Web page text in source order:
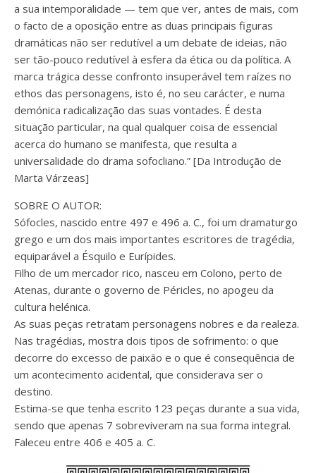
a sua intemporalidade — tem que ver, antes de mais, com
o facto de a oposição entre as duas principais figuras
dramáticas não ser redutível a um debate de ideias, não
ser tão-pouco redutível à esfera da ética ou da política. A
marca trágica desse confronto insuperável tem raízes no
ethos das personagens, isto é, no seu carácter, e numa
demónica radicalização das suas vontades. É desta
situação particular, na qual qualquer coisa de essencial
acerca do humano se manifesta, que resulta a
universalidade do drama sofocliano.” [Da Introdução de
Marta Várzeas]
SOBRE O AUTOR:
Sófocles, nascido entre 497 e 496 a. C., foi um dramaturgo
grego e um dos mais importantes escritores de tragédia,
equiparável a Ésquilo e Eurípides.
Filho de um mercador rico, nasceu em Colono, perto de
Atenas, durante o governo de Péricles, no apogeu da
cultura helénica.
As suas peças retratam personagens nobres e da realeza.
Nas tragédias, mostra dois tipos de sofrimento: o que
decorre do excesso de paixão e o que é consequência de
um acontecimento acidental, que considerava ser o
destino.
Estima-se que tenha escrito 123 peças durante a sua vida,
sendo que apenas 7 sobreviveram na sua forma integral.
Faleceu entre 406 e 405 a. C.